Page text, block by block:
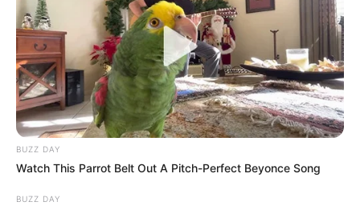
BUZZ DAY
Watch This Parrot Belt Out A Pitch-Perfect Beyonce Song
BUZZ DAY